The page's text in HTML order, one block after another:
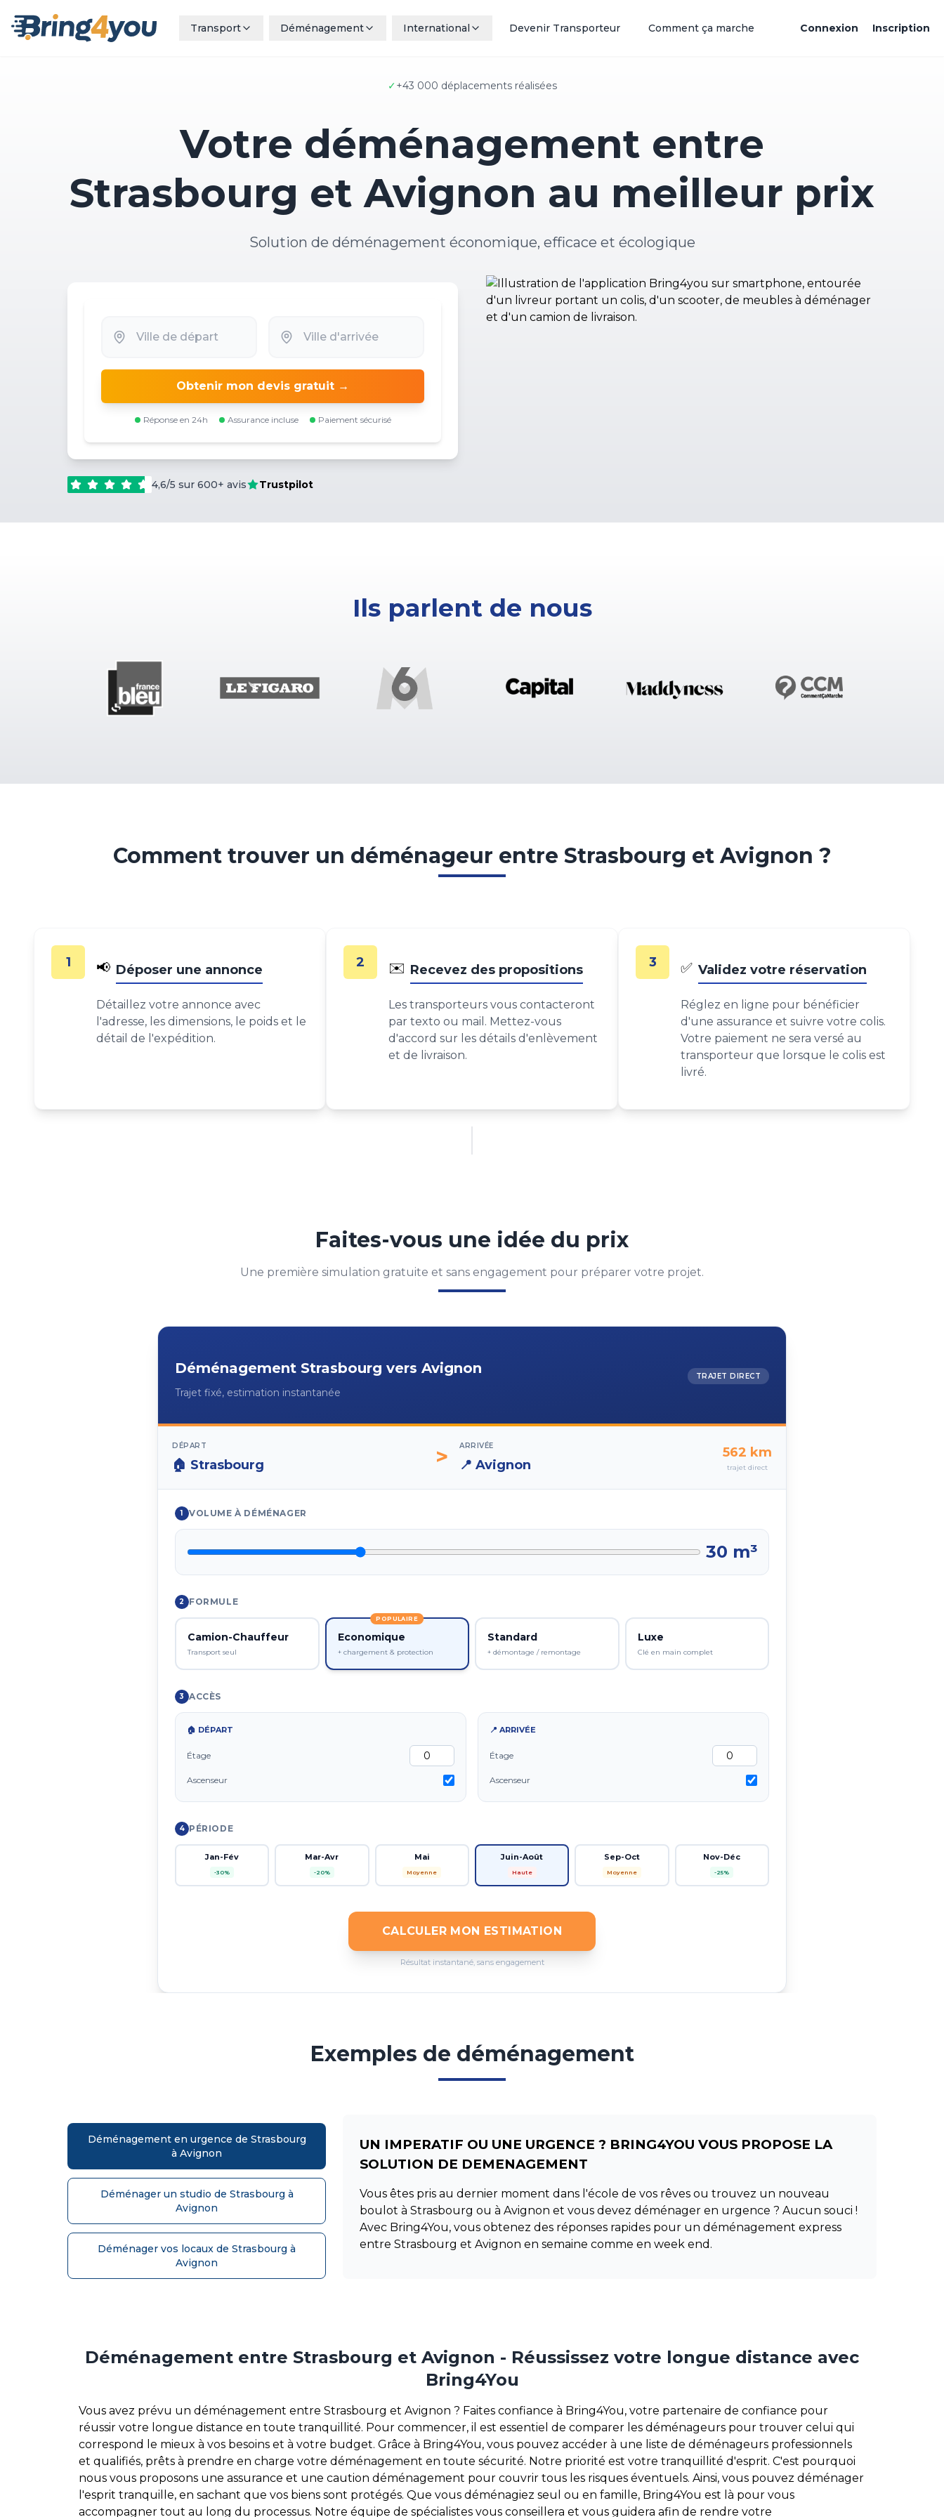
Transport Déménagement International Devenir Transporteur Comment ça marche Connexion Inscription
✓+43 000 déplacements réalisées
Votre déménagement entre
Strasbourg et Avignon au meilleur prix
Solution de déménagement économique, efficace et écologique
Obtenir mon devis gratuit →
Réponse en 24h Assurance incluse Paiement sécurisé
4,6/5 sur 600+ avis Trustpilot
Ils parlent de nous
Comment trouver un déménageur entre Strasbourg et Avignon ?
1 📢 Déposer une annonce
Détaillez votre annonce avec
l'adresse, les dimensions, le poids et le
détail de l'expédition.
2 ✉️ Recevez des propositions
Les transporteurs vous contacteront
par texto ou mail. Mettez-vous
d'accord sur les détails d'enlèvement
et de livraison.
3 ✅ Validez votre réservation
Réglez en ligne pour bénéficier
d'une assurance et suivre votre colis.
Votre paiement ne sera versé au
transporteur que lorsque le colis est
livré.
Faites-vous une idée du prix
Une première simulation gratuite et sans engagement pour préparer votre projet.
Déménagement Strasbourg vers Avignon
Trajet fixé, estimation instantanée
TRAJET DIRECT
DÉPART
🏠 Strasbourg > ARRIVÉE
📍 Avignon
562 km
trajet direct
1 VOLUME À DÉMÉNAGER
30 m³
2 FORMULE
Camion-Chauffeur
Transport seul
POPULAIRE
Economique
+ chargement & protection
Standard
+ démontage / remontage
Luxe
Clé en main complet
3 ACCÈS
🏠 DÉPART
Étage
Ascenseur
📍 ARRIVÉE
Étage
Ascenseur
4 PÉRIODE
Jan-Fév
-30%
Mar-Avr
-20%
Mai
Moyenne
Juin-Août
Haute
Sep-Oct
Moyenne
Nov-Déc
-25%
CALCULER MON ESTIMATION
Résultat instantané, sans engagement
Exemples de déménagement
Déménagement en urgence de Strasbourg
à Avignon
Déménager un studio de Strasbourg à
Avignon
Déménager vos locaux de Strasbourg à
Avignon
UN IMPERATIF OU UNE URGENCE ? BRING4YOU VOUS PROPOSE LA
SOLUTION DE DEMENAGEMENT
Vous êtes pris au dernier moment dans l'école de vos rêves ou trouvez un nouveau
boulot à Strasbourg ou à Avignon et vous devez déménager en urgence ? Aucun souci !
Avec Bring4You, vous obtenez des réponses rapides pour un déménagement express
entre Strasbourg et Avignon en semaine comme en week end.
Déménagement entre Strasbourg et Avignon - Réussissez votre longue distance avec
Bring4You
Vous avez prévu un déménagement entre Strasbourg et Avignon ? Faites confiance à Bring4You, votre partenaire de confiance pour
réussir votre longue distance en toute tranquillité. Pour commencer, il est essentiel de comparer les déménageurs pour trouver celui qui
correspond le mieux à vos besoins et à votre budget. Grâce à Bring4You, vous pouvez accéder à une liste de déménageurs professionnels
et qualifiés, prêts à prendre en charge votre déménagement en toute sécurité. Notre priorité est votre tranquillité d'esprit. C'est pourquoi
nous vous proposons une assurance et une caution déménagement pour couvrir tous les risques éventuels. Ainsi, vous pouvez déménager
l'esprit tranquille, en sachant que vos biens sont protégés. Que vous déménagiez seul ou en famille, Bring4You est là pour vous
accompagner tout au long du processus. Notre équipe de spécialistes vous conseillera et vous guidera afin de rendre votre